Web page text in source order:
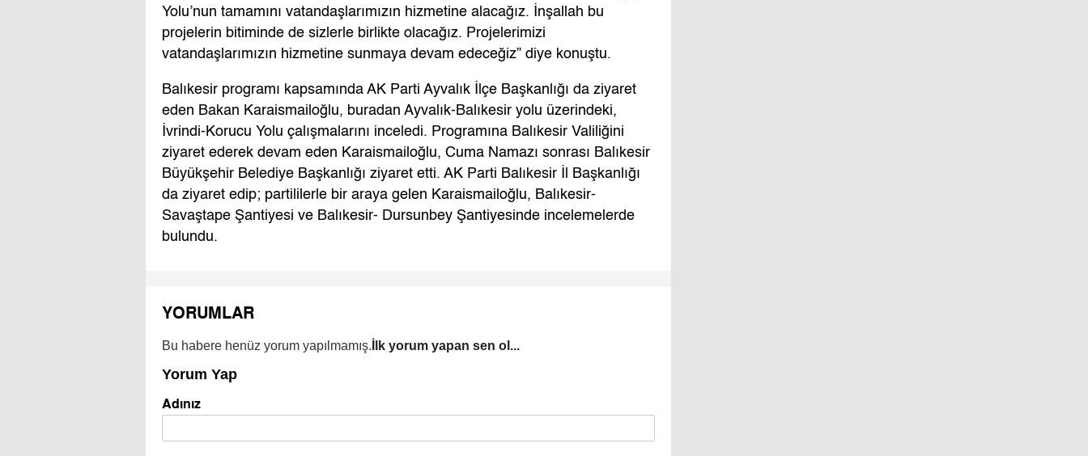
Yolu’nun tamamını vatandaşlarımızın hizmetine alacağız. İnşallah bu
projelerin bitiminde de sizlerle birlikte olacağız. Projelerimizi
vatandaşlarımızın hizmetine sunmaya devam edeceğiz” diye konuştu.
Balıkesir programı kapsamında AK Parti Ayvalık İlçe Başkanlığı da ziyaret
eden Bakan Karaismailoğlu, buradan Ayvalık-Balıkesir yolu üzerindeki,
İvrindi-Korucu Yolu çalışmalarını inceledi. Programına Balıkesir Valiliğini
ziyaret ederek devam eden Karaismailoğlu, Cuma Namazı sonrası Balıkesir
Büyükşehir Belediye Başkanlığı ziyaret etti. AK Parti Balıkesir İl Başkanlığı
da ziyaret edip; partililerle bir araya gelen Karaismailoğlu, Balıkesir-
Savaştape Şantiyesi ve Balıkesir- Dursunbey Şantiyesinde incelemelerde
bulundu.
YORUMLAR
Bu habere henüz yorum yapılmamış. İlk yorum yapan sen ol...
Yorum Yap
Adınız